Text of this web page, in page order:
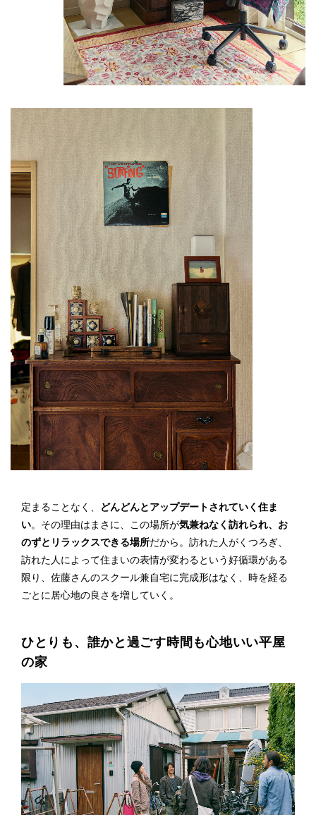
定まることなく、
どんどんとアップデートされていく住ま
い。その理由はまさに、この場所が気兼ねなく訪れられ、お
のずとリラックスできる場所だから。訪れた人がくつろぎ、
訪れた人によって住まいの表情が変わるという好循環がある
限り、佐藤さんのスクール兼自宅に完成形はなく、時を経る
ごとに居心地の良さを増していく。
ひとりも、誰かと過ごす時間も心地いい平屋
の家